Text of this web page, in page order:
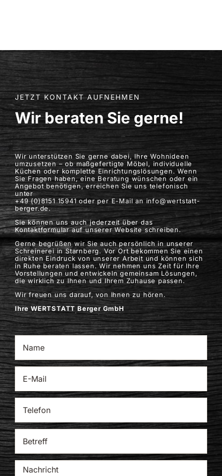
JETZT KONTAKT AUFNEHMEN
Wir beraten Sie gerne!
Wir unterstützen Sie gerne dabei, Ihre Wohnideen
umzusetzen – ob maßgefertigte Möbel, individuelle
Küchen oder komplette Einrichtungslösungen. Wenn
Sie Fragen haben, eine Beratung wünschen oder ein
Angebot benötigen, erreichen Sie uns telefonisch
unter
+49 (0)8151 15941 oder per E-Mail an info@wertstatt-
berger.de.
Sie können uns auch jederzeit über das
Kontaktformular auf unserer Website schreiben.
Gerne begrüßen wir Sie auch persönlich in unserer
Schreinerei in Starnberg. Vor Ort bekommen Sie einen
direkten Eindruck von unserer Arbeit und können sich
in Ruhe beraten lassen. Wir nehmen uns Zeit für Ihre
Vorstellungen und entwickeln gemeinsam Lösungen,
die wirklich zu Ihnen und Ihrem Zuhause passen.
Wir freuen uns darauf, von Ihnen zu hören.
Ihre WERTSTATT Berger GmbH